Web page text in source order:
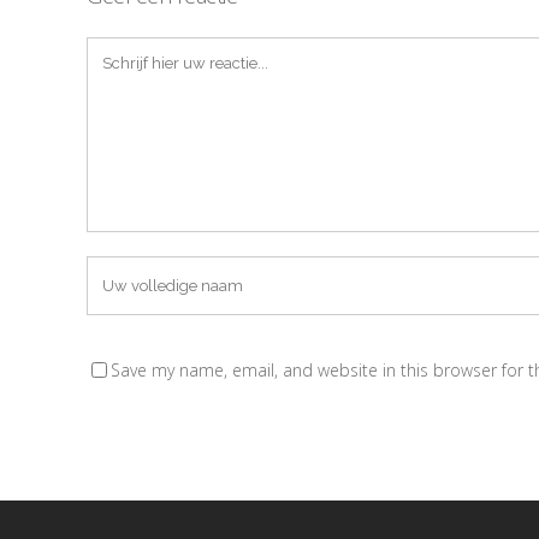
Save my name, email, and website in this browser for